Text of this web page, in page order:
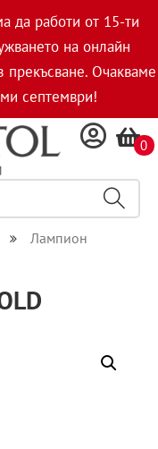
да работи от 15-ти
на онлайн
прекъсване. Очакваме
септември!
0
Лампион